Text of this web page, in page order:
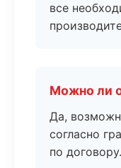
все
Можно ли
Да,
согласно
по договору.